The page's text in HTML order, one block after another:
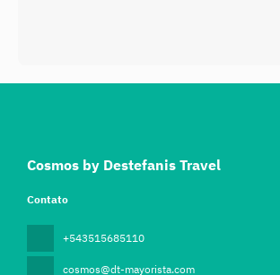
Cosmos by Destefanis Travel
Contato
+543515685110
cosmos@dt-mayorista.com